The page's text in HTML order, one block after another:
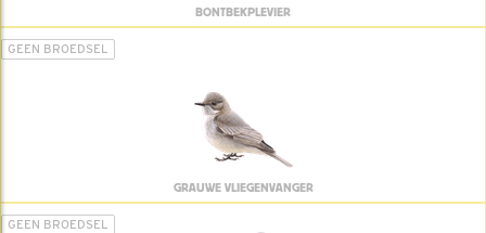
BONTBEKPLEVIER
GEEN BROEDSEL
GRAUWE VLIEGENVANGER
GEEN BROEDSEL